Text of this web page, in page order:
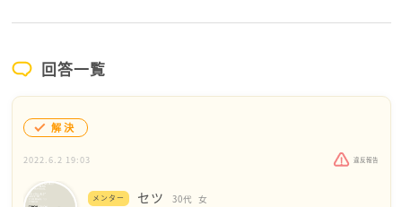
回答一覧
解決
2022.6.2 19:03 違反報告
メンター セツ 30代 女